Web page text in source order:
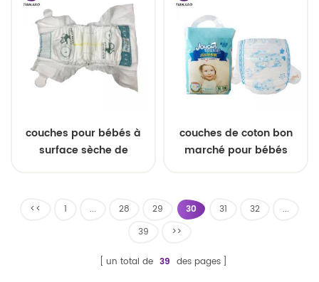
couches pour bébés à
surface sèche de
couches de coton bon
marché pour bébés
<< 1 ... 28 29 30 31 32
...
39
>>
un total de 39 des pages